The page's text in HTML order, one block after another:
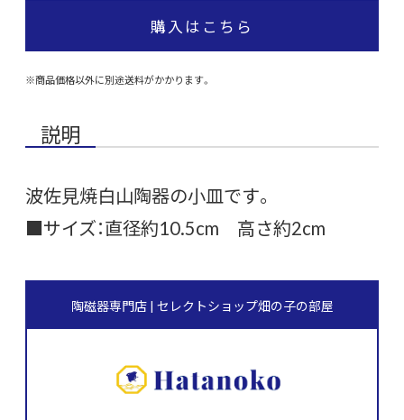
購入はこちら
※商品価格以外に別途送料がかかります。
説明
波佐見焼白山陶器の小皿です。
■サイズ：直径約10.5cm 高さ約2cm
陶磁器専門店 | セレクトショップ畑の子の部屋